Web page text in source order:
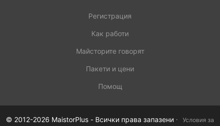
Регистрация
Как работи
Майсторите говорят
Пакети и цени
Помощ
© 2012-2026 MaistorPlus - Всички права запазени · Условия за